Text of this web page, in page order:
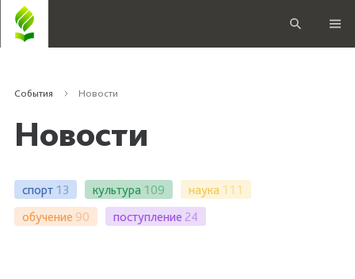
События Новости
Новости
спорт 13 культура 109 наука 111
обучение 90 поступление 24